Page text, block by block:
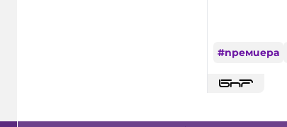
#премиера